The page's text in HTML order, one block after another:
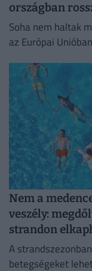
országban
Soha nem haltak
az Európai
Nem a
veszély:
strandon
A
betegségeket